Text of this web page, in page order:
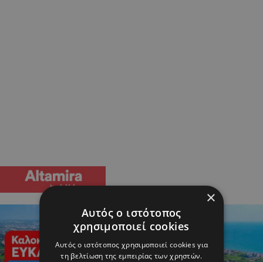
×
Αυτός ο ιστότοπος
χρησιμοποιεί cookies
Αυτός ο ιστότοπος χρησιμοποιεί cookies για
τη βελτίωση της εμπειρίας των χρηστών.